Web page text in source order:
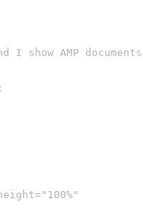
I show AMP documents
= "100%"